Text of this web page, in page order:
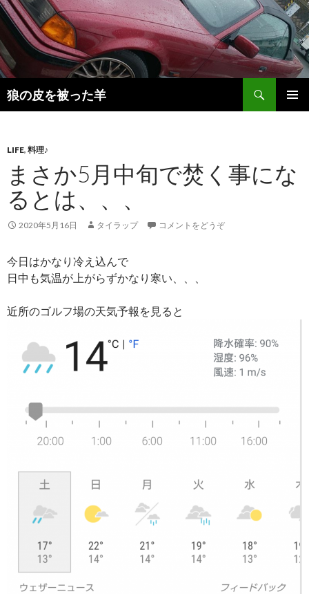
狼の皮を被った羊
検
索
ン
へ
移
動
LIFE, 料理♪
まさか5月中旬で焚く事にな
るとは、、、
2020年5月16日 タイラップ コメントをどうぞ
今日はかなり冷え込んで
日中も気温が上がらずかなり寒い、、、
近所のゴルフ場の天気予報を見ると